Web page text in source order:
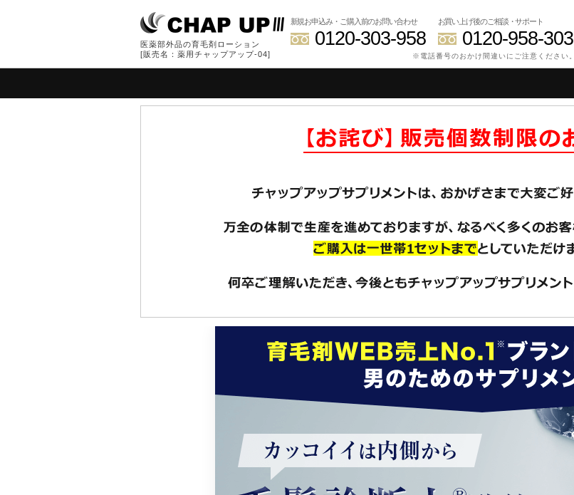
医薬部外品の育毛剤ローション
[販売名：薬用チャップアップ-04]
新規お申込み・ご購入前のお問い合わせ
0120-303-958
お買い上げ後のご相談・サポート
0120-958-303
※電話番号のおかけ間違いにご注意ください。